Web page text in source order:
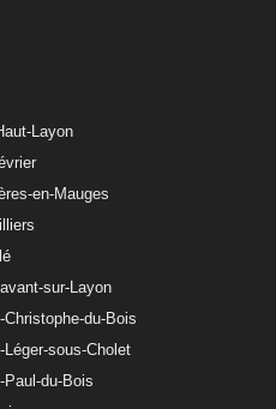
Layon
en-Mauges
sur-Layon
Christophe-du-Bois
Léger-sous-Cholet
Paul-du-Bois